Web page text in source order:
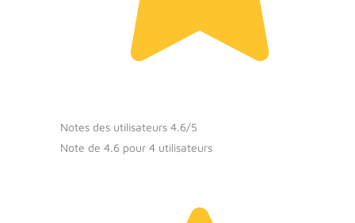
Notes des utilisateurs 4.6/5
Note de 4.6 pour 4 utilisateurs